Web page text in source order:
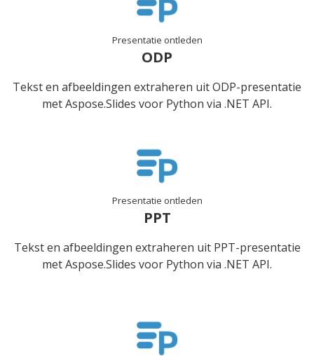
Presentatie ontleden
ODP
Tekst en afbeeldingen extraheren uit ODP-presentatie
met Aspose.Slides voor Python via .NET API.
Presentatie ontleden
PPT
Tekst en afbeeldingen extraheren uit PPT-presentatie
met Aspose.Slides voor Python via .NET API.